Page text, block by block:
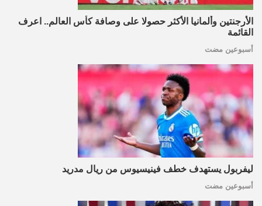
الأرجنتين وألمانيا الأكثر حصولا على وصافة كأس العالم.. اعرف
القائمة
أسبوعين مضت
ليفربول يستهدف خطف فينيسيوس من ريال مدريد
أسبوعين مضت